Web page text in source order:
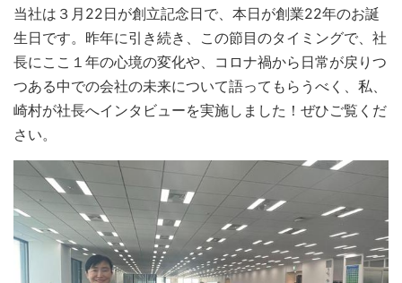
当社は３月22日が創立記念日で、本日が創業22年のお誕
生日です。昨年に引き続き、この節目のタイミングで、社
長にここ１年の心境の変化や、コロナ禍から日常が戻りつ
つある中での会社の未来について語ってもらうべく、私、
崎村が社長へインタビューを実施しました！ぜひご覧くだ
さい。